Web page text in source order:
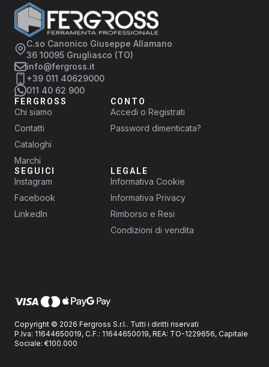
C.so Canonico Giuseppe Allamano
36 10095 Grugliasco (TO)
info@fergross.it
+39 011 40629000
011 40 62 900
FERGROSS
Chi siamo
Contatti
Cataloghi
Marchi
CONTO
Accedi o Registrati
Password dimenticata?
SEGUICI
Instagram
Facebook
LinkedIn
LEGALE
Informativa Cookie
Informativa Privacy
Rimborso e Resi
Condizioni di vendita
Copyright © 2026 Fergross S.r.l.. Tutti i diritti riservati
P.Iva: 11644650019, C.F.: 11644650019, REA: TO-1229656, Capitale
Sociale: €100.000